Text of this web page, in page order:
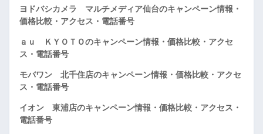
ヨドバシカメラ マルチメディア仙台のキャンペーン情報・
価格比較・アクセス・電話番号
ａｕ ＫＹＯＴＯのキャンペーン情報・価格比較・アクセ
ス・電話番号
モバワン 北千住店のキャンペーン情報・価格比較・アクセ
ス・電話番号
イオン 東浦店のキャンペーン情報・価格比較・アクセス・
電話番号